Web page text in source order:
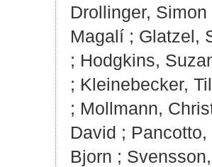
Drollinger, Simon
Magalí ; Glatzel,
; Hodgkins,
; Kleinebecker,
; Mollmann,
David ;
Bjorn ;